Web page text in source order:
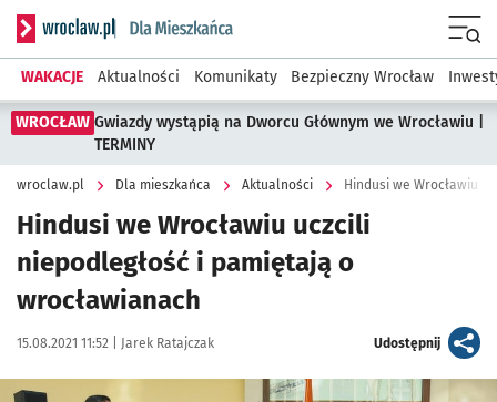
Serwis informacyjny wroclaw.pl podserwis: Dla mieszkańca
WAKACJE Aktualności Komunikaty Bezpieczny Wrocław
WROCŁAW Gwiazdy wystąpią na Dworcu Głównym we Wrocławiu |
TERMINY
wroclaw.pl Dla mieszkańca Aktualności Hindusi we Wrocławiu
Hindusi we Wrocławiu uczcili
niepodległość i pamiętają o
wrocławianach
Data publikacji:
15.08.2021 11:52 | Autor:
Jarek Ratajczak Udostępnijartykuł
Kliknij, aby powiększyć